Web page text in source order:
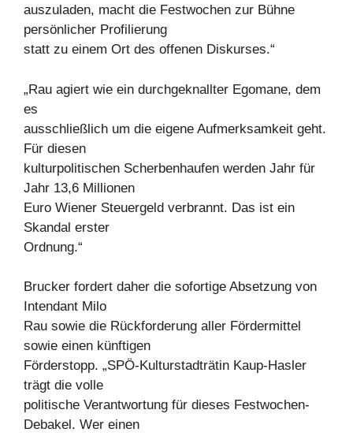
auszuladen, macht die Festwochen zur Bühne
persönlicher Profilierung
statt zu einem Ort des offenen Diskurses.“
„Rau agiert wie ein durchgeknallter Egomane, dem
es
ausschließlich um die eigene Aufmerksamkeit geht.
Für diesen
kulturpolitischen Scherbenhaufen werden Jahr für
Jahr 13,6 Millionen
Euro Wiener Steuergeld verbrannt. Das ist ein
Skandal erster
Ordnung.“
Brucker fordert daher die sofortige Absetzung von
Intendant Milo
Rau sowie die Rückforderung aller Fördermittel
sowie einen künftigen
Förderstopp. „SPÖ-Kulturstadträtin Kaup-Hasler
trägt die volle
politische Verantwortung für dieses Festwochen-
Debakel. Wer einen